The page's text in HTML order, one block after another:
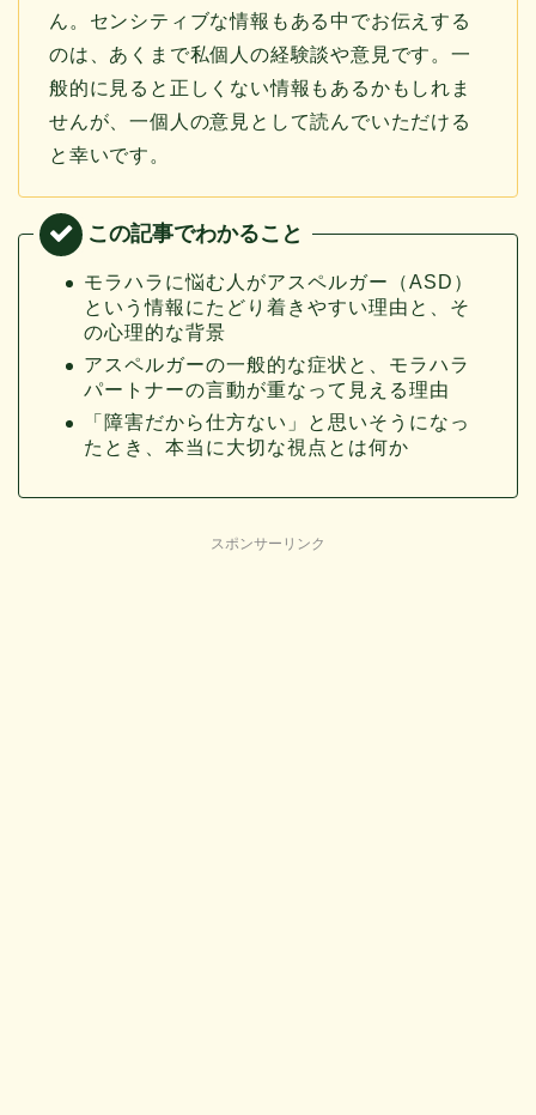
ん。センシティブな情報もある中でお伝えする
のは、あくまで私個人の経験談や意見です。一
般的に見ると正しくない情報もあるかもしれま
せんが、一個人の意見として読んでいただける
と幸いです。
モラハラに悩む人がアスペルガー（ASD）
という情報にたどり着きやすい理由と、そ
の心理的な背景
アスペルガーの一般的な症状と、モラハラ
パートナーの言動が重なって見える理由
「障害だから仕方ない」と思いそうになっ
たとき、本当に大切な視点とは何か
スポンサーリンク